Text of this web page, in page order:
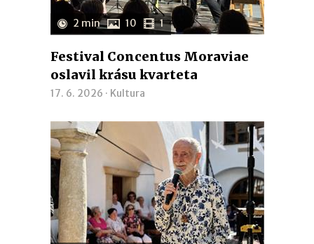
2 min 10 1
Festival Concentus Moraviae
oslavil krásu kvarteta
17. 6. 2026 · Kultura